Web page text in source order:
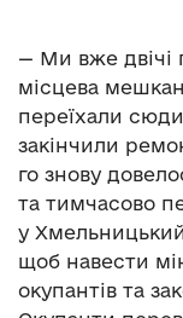
— Ми вже двічі
місцева
переїхали
закінчили
го знову
та тимчасово
у
щоб навести
окупантів та